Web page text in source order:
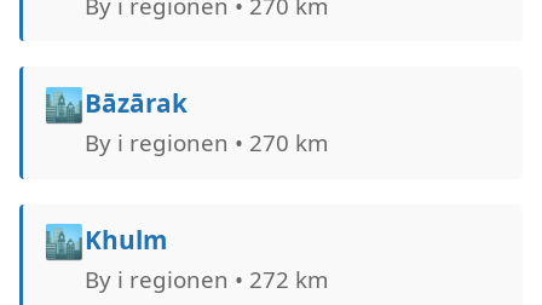
🏙️Bāzārak
By i regionen • 270 km
🏙️Khulm
By i regionen • 272 km